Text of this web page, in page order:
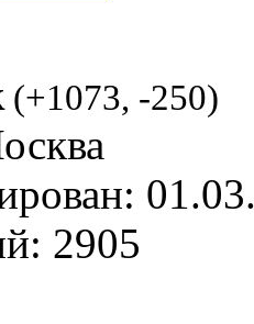
(+1073, -250)
2905